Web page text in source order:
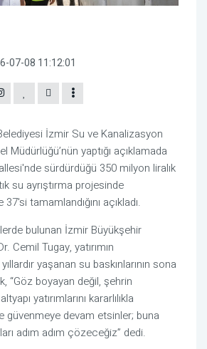
07-08 11:12:01
İzmir Su ve Kanalizasyon
Müdürlüğü’nün yaptığı açıklamada
sürdürdüğü 350 milyon liralık
su ayrıştırma projesinde
tamamlandığını açıkladı.
bulunan İzmir Büyükşehir
Cemil Tugay, yatırımın
yaşanan su baskınlarının sona
“Göz boyayan değil, şehrin
yatırımlarını kararlılıkla
güvenmeye devam etsinler; buna
adım adım çözeceğiz” dedi.